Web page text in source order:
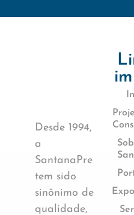
Desde 1994,
a
SantanaPre
tem sido
sinônimo de
qualidade,